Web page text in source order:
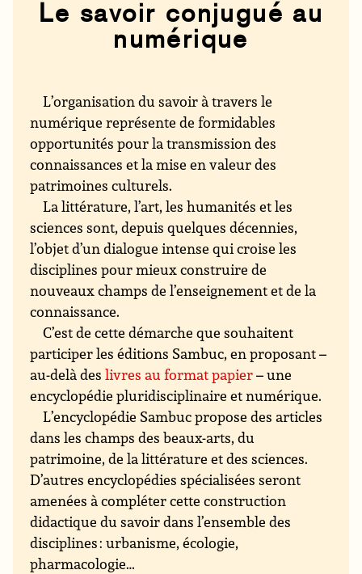
Le savoir conjugué au
numérique
L’organisation du savoir à travers le
numérique représente de formidables
opportunités pour la transmission des
connaissances et la mise en valeur des
patrimoines culturels.
La littérature, l’art, les humanités et les
sciences sont, depuis quelques décennies,
l’objet d’un dialogue intense qui croise les
disciplines pour mieux construire de
nouveaux champs de l’enseignement et de la
connaissance.
C’est de cette démarche que souhaitent
participer les éditions Sambuc, en proposant –
au-delà deslivres au format papier– une
encyclopédie pluridisciplinaire et numérique.
L’encyclopédie Sambuc propose des articles
dans les champs des beaux-arts, du
patrimoine, de la littérature et des sciences.
D’autres encyclopédies spécialisées seront
amenées à compléter cette construction
didactique du savoir dans l’ensemble des
disciplines : urbanisme, écologie,
pharmacologie…